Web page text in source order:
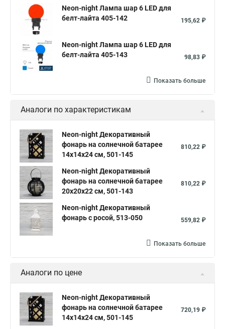
Neon-night Лампа шар 6 LED для
белт-лайта 405-142
195,62 ₽
Neon-night Лампа шар 6 LED для
белт-лайта 405-143
98,83 ₽
Показать больше
Аналоги по характеристикам
Neon-night Декоративный
фонарь на солнечной батарее
14х14х24 см, 501-145
810,22 ₽
Neon-night Декоративный
фонарь на солнечной батарее
20х20х22 см, 501-143
810,22 ₽
Neon-night Декоративный
фонарь с росой, 513-050
559,82 ₽
Показать больше
Аналоги по цене
Neon-night Декоративный
фонарь на солнечной батарее
14х14х24 см, 501-145
720,19 ₽